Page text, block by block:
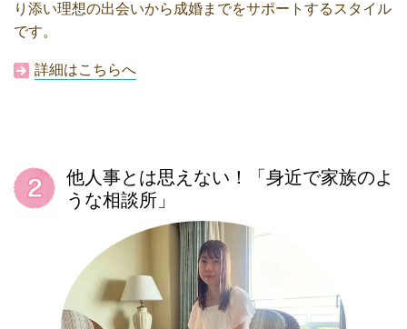
り添い理想の出会いから成婚までをサポートするスタイル
です。
詳細はこちらへ
他人事とは思えない！「身近で家族のよ
うな相談所」